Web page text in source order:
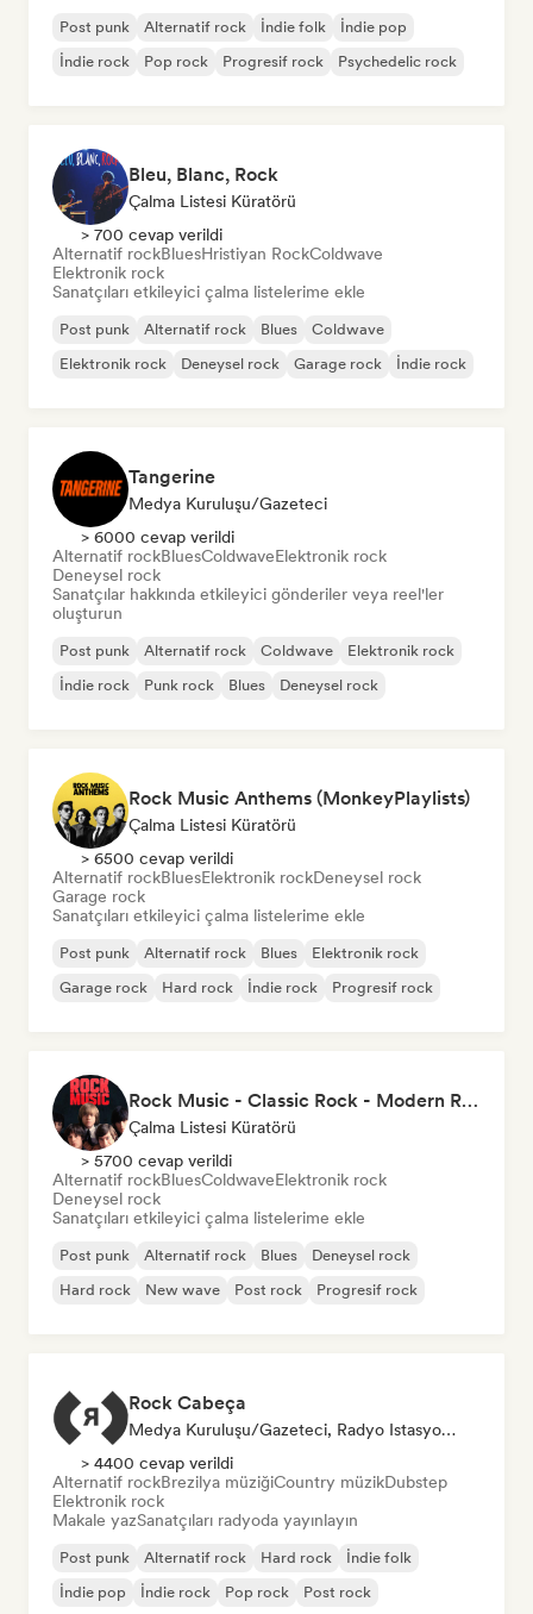
Post punk Alternatif rock İndie folk
İndie pop
İndie rock
Pop rock Progresif rock Psychedelic rock
Bleu, Blanc, Rock
Çalma Listesi Küratörü
> 700 cevap verildi
Alternatif rockBluesHristiyan RockColdwave
Elektronik rock
Sanatçıları etkileyici çalma listelerime ekle
Post punk Alternatif rock Blues
Coldwave
Elektronik rock
Deneysel rock Garage rock İndie rock
Tangerine
Medya Kuruluşu/Gazeteci
> 6000 cevap verildi
Alternatif rockBluesColdwaveElektronik rock
Deneysel rock
Sanatçılar hakkında etkileyici gönderiler veya reel'ler
oluşturun
Post punk Alternatif rock Coldwave
Elektronik rock
İndie rock
Punk rock Blues Deneysel rock
Rock Music Anthems (MonkeyPlaylists)
Çalma Listesi Küratörü
> 6500 cevap verildi
Alternatif rockBluesElektronik rockDeneysel rock
Garage rock
Sanatçıları etkileyici çalma listelerime ekle
Post punk Alternatif rock Blues
Elektronik rock
Garage rock
Hard rock İndie rock Progresif rock
Rock Music - Classic Rock - Modern Rock
Çalma Listesi Küratörü
> 5700 cevap verildi
Alternatif rockBluesColdwaveElektronik rock
Deneysel rock
Sanatçıları etkileyici çalma listelerime ekle
Post punk Alternatif rock Blues
Deneysel rock
Hard rock
New wave Post rock Progresif rock
Rock Cabeça
Medya Kuruluşu/Gazeteci, Radyo Istasyonu
> 4400 cevap verildi
Alternatif rockBrezilya müziğiCountry müzikDubstep
Elektronik rock
Makale yazSanatçıları radyoda yayınlayın
Post punk Alternatif rock Hard rock
İndie folk
İndie pop
İndie rock Pop rock Post rock